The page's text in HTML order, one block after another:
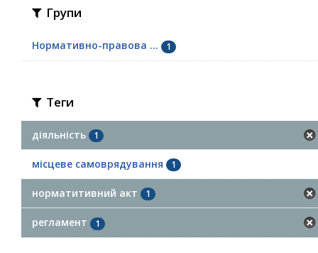
Групи
Нормативно-правова ... 1
Теги
діяльність 1
місцеве самоврядування 1
норматитивний акт 1
регламент 1